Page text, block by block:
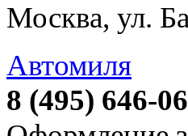
Москва, ул.
Автомиля
8 (495) 646-